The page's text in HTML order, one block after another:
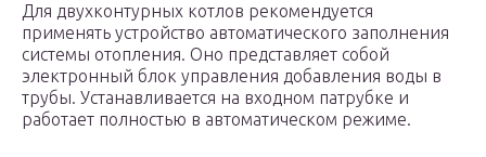
Для двухконтурных котлов рекомендуется
применять устройство автоматического заполнения
системы отопления. Оно представляет собой
электронный блок управления добавления воды в
трубы. Устанавливается на входном патрубке и
работает полностью в автоматическом режиме.